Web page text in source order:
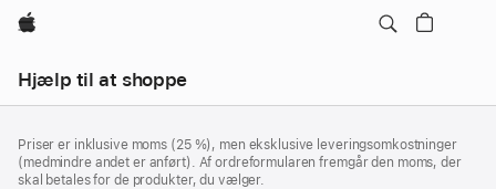
Apple
Hjælp til at shoppe
navigation
–
åbn
menu
Priser er inklusive moms (25 %), men eksklusive leveringsomkostninger
(medmindre andet er anført). Af ordreformularen fremgår den moms, der
skal betales for de produkter, du vælger.